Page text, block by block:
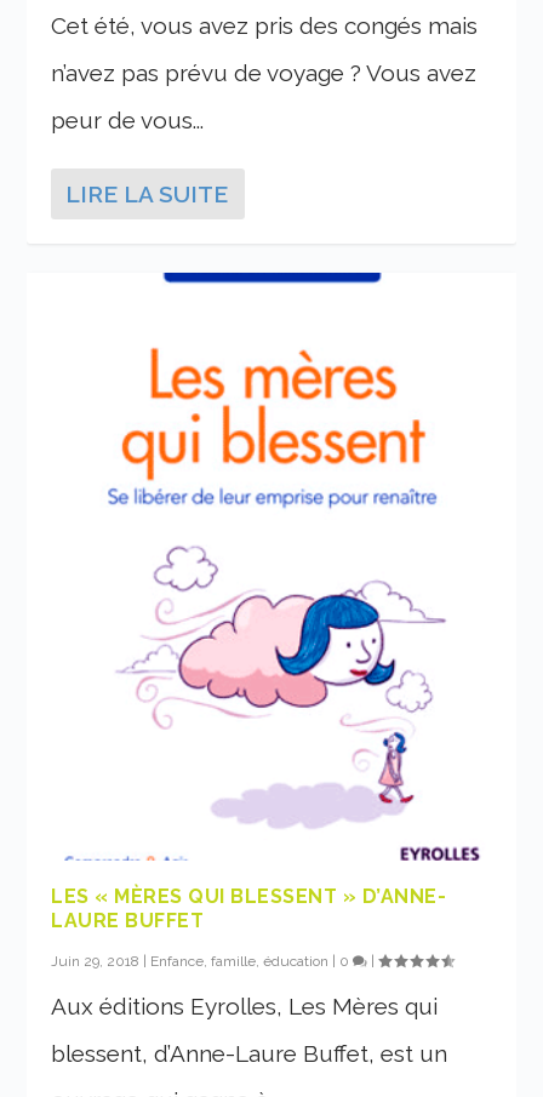
Cet été, vous avez pris des congés mais
n’avez pas prévu de voyage ? Vous avez
peur de vous...
LIRE LA SUITE
LES « MÈRES QUI BLESSENT » D’ANNE-
LAURE BUFFET
Juin 29, 2018 Enfance, famille, éducation 0 |
Aux éditions Eyrolles, Les Mères qui
blessent, d’Anne-Laure Buffet, est un